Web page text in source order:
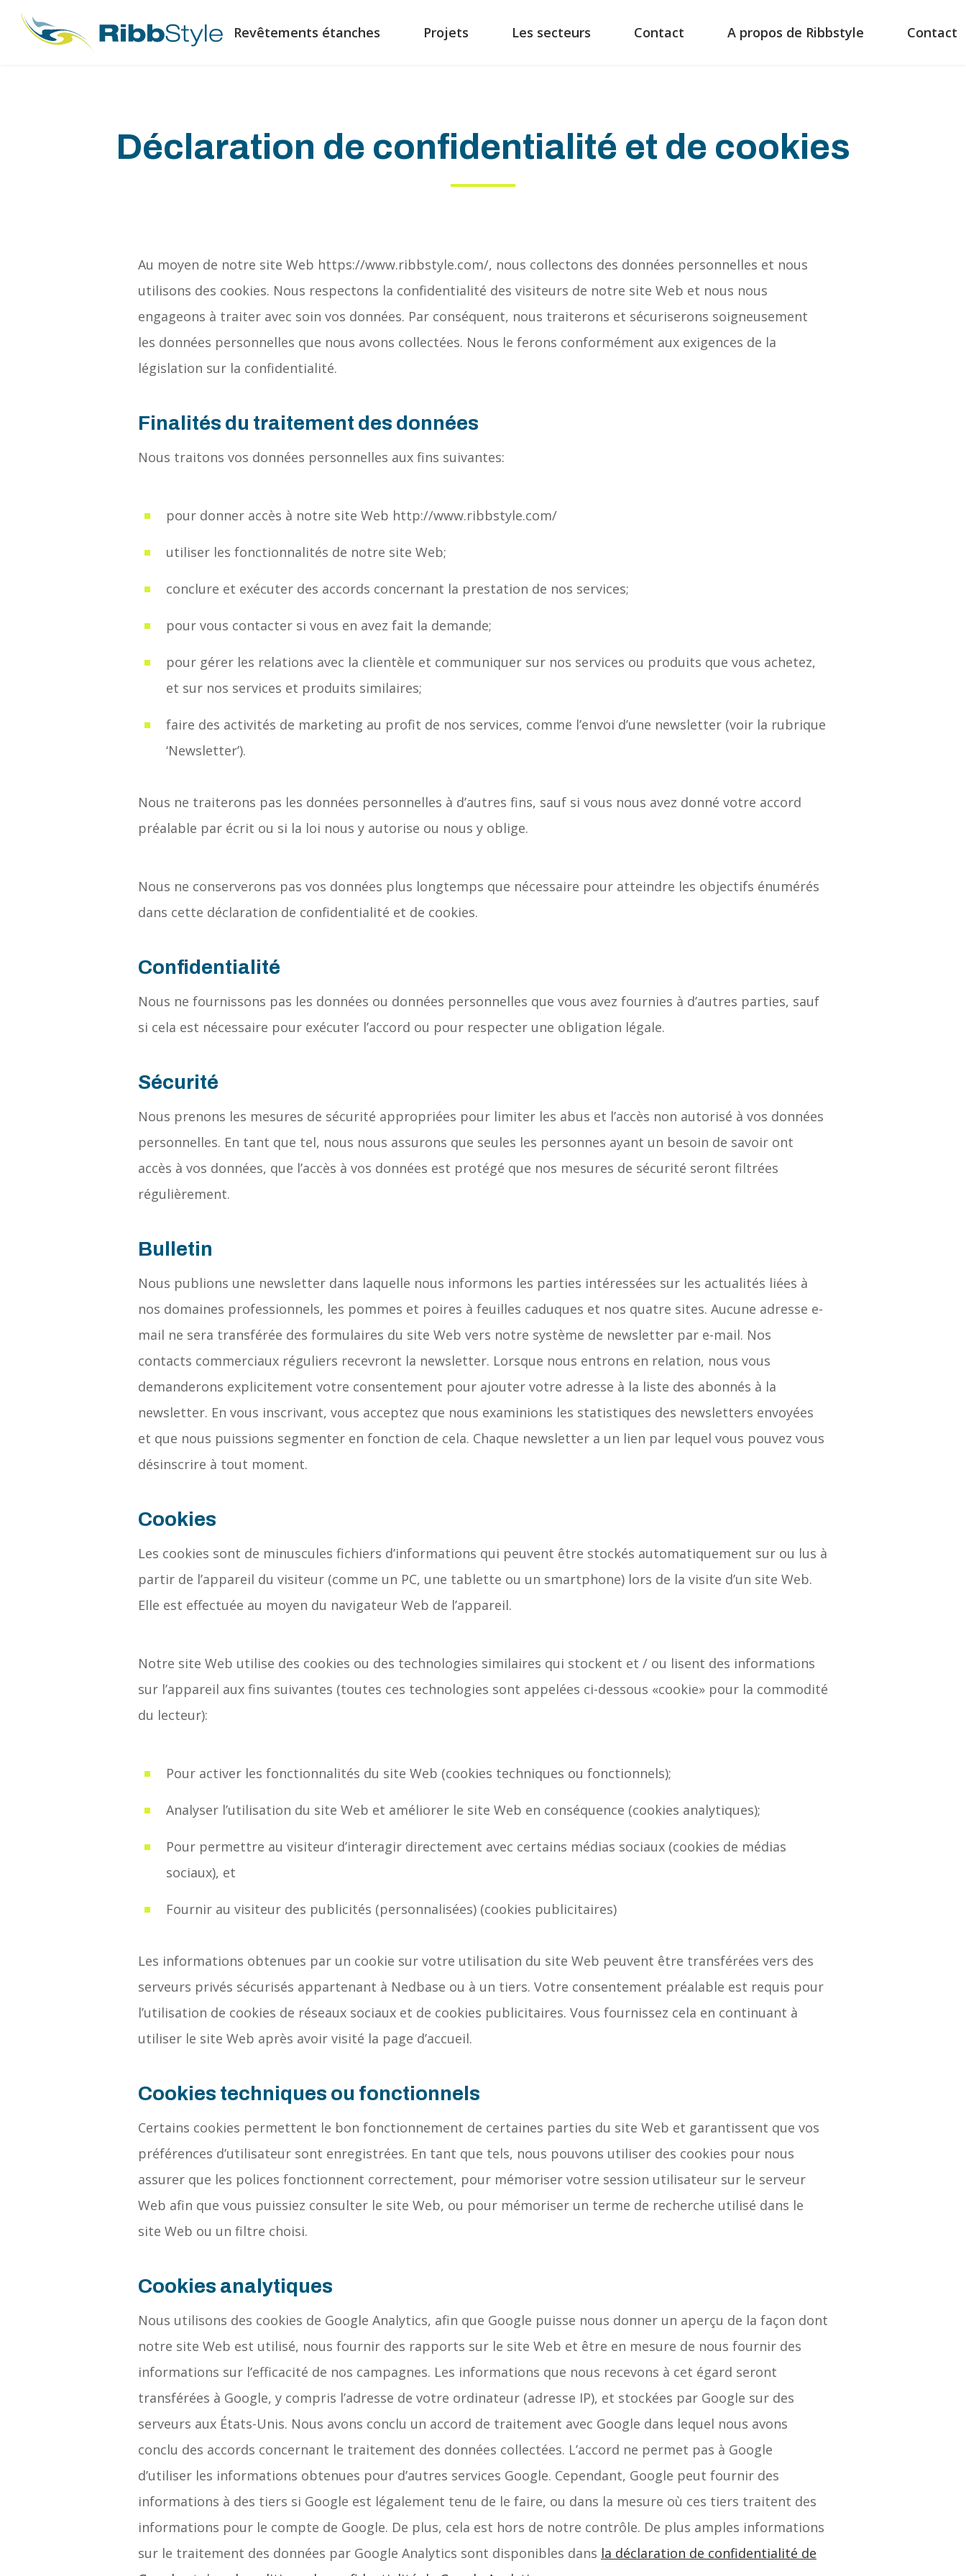
Revêtements étanches Projets Les secteurs Contact A propos de Ribbstyle Contact
Déclaration de confidentialité et de cookies
Au moyen de notre site Web https://www.ribbstyle.com/, nous collectons des données personnelles et nous
utilisons des cookies. Nous respectons la confidentialité des visiteurs de notre site Web et nous nous
engageons à traiter avec soin vos données. Par conséquent, nous traiterons et sécuriserons soigneusement
les données personnelles que nous avons collectées. Nous le ferons conformément aux exigences de la
législation sur la confidentialité.
Finalités du traitement des données
Nous traitons vos données personnelles aux fins suivantes:
pour donner accès à notre site Web http://www.ribbstyle.com/
utiliser les fonctionnalités de notre site Web;
conclure et exécuter des accords concernant la prestation de nos services;
pour vous contacter si vous en avez fait la demande;
pour gérer les relations avec la clientèle et communiquer sur nos services ou produits que vous achetez,
et sur nos services et produits similaires;
faire des activités de marketing au profit de nos services, comme l’envoi d’une newsletter (voir la rubrique
‘Newsletter’).
Nous ne traiterons pas les données personnelles à d’autres fins, sauf si vous nous avez donné votre accord
préalable par écrit ou si la loi nous y autorise ou nous y oblige.
Nous ne conserverons pas vos données plus longtemps que nécessaire pour atteindre les objectifs énumérés
dans cette déclaration de confidentialité et de cookies.
Confidentialité
Nous ne fournissons pas les données ou données personnelles que vous avez fournies à d’autres parties, sauf
si cela est nécessaire pour exécuter l’accord ou pour respecter une obligation légale.
Sécurité
Nous prenons les mesures de sécurité appropriées pour limiter les abus et l’accès non autorisé à vos données
personnelles. En tant que tel, nous nous assurons que seules les personnes ayant un besoin de savoir ont
accès à vos données, que l’accès à vos données est protégé que nos mesures de sécurité seront filtrées
régulièrement.
Bulletin
Nous publions une newsletter dans laquelle nous informons les parties intéressées sur les actualités liées à
nos domaines professionnels, les pommes et poires à feuilles caduques et nos quatre sites. Aucune adresse e-
mail ne sera transférée des formulaires du site Web vers notre système de newsletter par e-mail. Nos
contacts commerciaux réguliers recevront la newsletter. Lorsque nous entrons en relation, nous vous
demanderons explicitement votre consentement pour ajouter votre adresse à la liste des abonnés à la
newsletter. En vous inscrivant, vous acceptez que nous examinions les statistiques des newsletters envoyées
et que nous puissions segmenter en fonction de cela. Chaque newsletter a un lien par lequel vous pouvez vous
désinscrire à tout moment.
Cookies
Les cookies sont de minuscules fichiers d’informations qui peuvent être stockés automatiquement sur ou lus à
partir de l’appareil du visiteur (comme un PC, une tablette ou un smartphone) lors de la visite d’un site Web.
Elle est effectuée au moyen du navigateur Web de l’appareil.
Notre site Web utilise des cookies ou des technologies similaires qui stockent et / ou lisent des informations
sur l’appareil aux fins suivantes (toutes ces technologies sont appelées ci-dessous «cookie» pour la commodité
du lecteur):
Pour activer les fonctionnalités du site Web (cookies techniques ou fonctionnels);
Analyser l’utilisation du site Web et améliorer le site Web en conséquence (cookies analytiques);
Pour permettre au visiteur d’interagir directement avec certains médias sociaux (cookies de médias
sociaux), et
Fournir au visiteur des publicités (personnalisées) (cookies publicitaires)
Les informations obtenues par un cookie sur votre utilisation du site Web peuvent être transférées vers des
serveurs privés sécurisés appartenant à Nedbase ou à un tiers. Votre consentement préalable est requis pour
l’utilisation de cookies de réseaux sociaux et de cookies publicitaires. Vous fournissez cela en continuant à
utiliser le site Web après avoir visité la page d’accueil.
Cookies techniques ou fonctionnels
Certains cookies permettent le bon fonctionnement de certaines parties du site Web et garantissent que vos
préférences d’utilisateur sont enregistrées. En tant que tels, nous pouvons utiliser des cookies pour nous
assurer que les polices fonctionnent correctement, pour mémoriser votre session utilisateur sur le serveur
Web afin que vous puissiez consulter le site Web, ou pour mémoriser un terme de recherche utilisé dans le
site Web ou un filtre choisi.
Cookies analytiques
Nous utilisons des cookies de Google Analytics, afin que Google puisse nous donner un aperçu de la façon dont
notre site Web est utilisé, nous fournir des rapports sur le site Web et être en mesure de nous fournir des
informations sur l’efficacité de nos campagnes. Les informations que nous recevons à cet égard seront
transférées à Google, y compris l’adresse de votre ordinateur (adresse IP), et stockées par Google sur des
serveurs aux États-Unis. Nous avons conclu un accord de traitement avec Google dans lequel nous avons
conclu des accords concernant le traitement des données collectées. L’accord ne permet pas à Google
d’utiliser les informations obtenues pour d’autres services Google. Cependant, Google peut fournir des
informations à des tiers si Google est légalement tenu de le faire, ou dans la mesure où ces tiers traitent des
informations pour le compte de Google. De plus, cela est hors de notre contrôle. De plus amples informations
sur le traitement des données par Google Analytics sont disponibles dans la déclaration de confidentialité de